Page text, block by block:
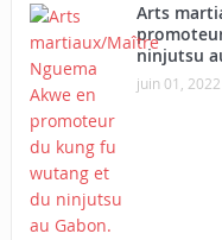
Arts
ninjutsu
juin 01, 2022